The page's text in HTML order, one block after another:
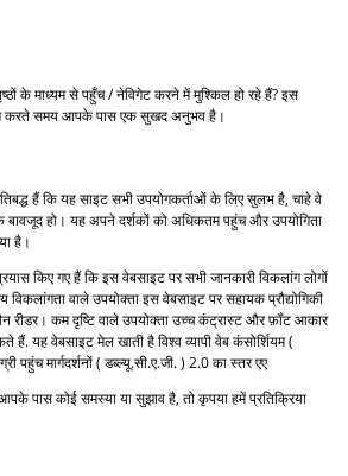
के माध्यम से पहुँच / नेविगेट करने में मुश्किल हो रहे हैं? इस
करते समय आपके पास एक सुखद अनुभव है।
हैं कि यह साइट सभी उपयोगकर्ताओं के लिए सुलभ है, चाहे वे
के बावजूद हो। यह अपने दर्शकों को अधिकतम पहुंच और उपयोगिता
है।
किए गए हैं कि इस वेबसाइट पर सभी जानकारी विकलांग लोगों
वाले उपयोक्ता इस वेबसाइट पर सहायक प्रौद्योगिकी
कम दृष्टि वाले उपयोक्ता उच्च कंट्रास्ट और फ़ॉंट आकार
हैं. यह वेबसाइट मेल खाती है विश्व व्यापी वेब कंसोर्शियम (
पहुंच मार्गदर्शनों ( डब्ल्यू.सी.ए.जी. ) 2.0 का स्तर एए
पास कोई समस्या या सुझाव है, तो कृपया हमें प्रतिक्रिया